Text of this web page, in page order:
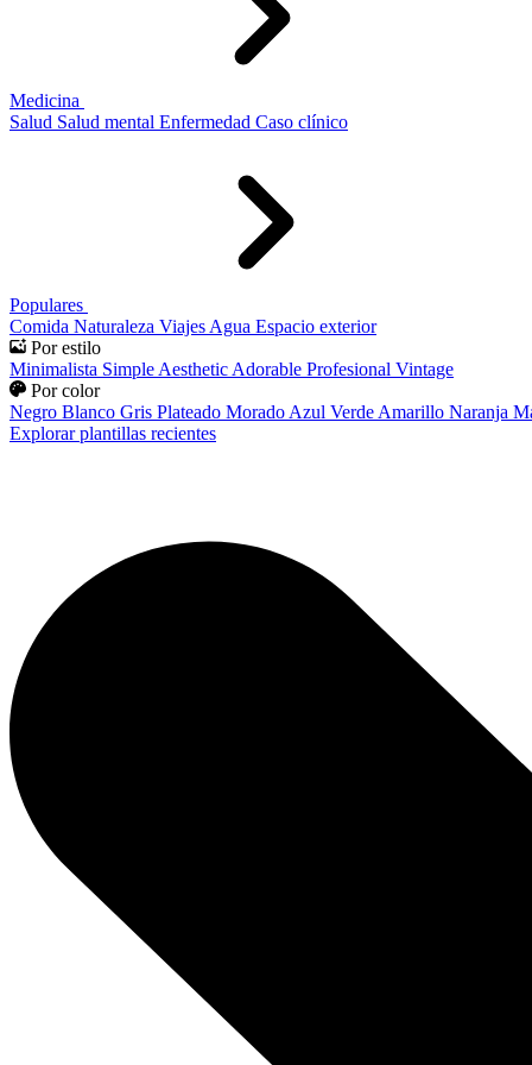
Medicina
Salud Salud mental Enfermedad Caso clínico
Populares
Comida Naturaleza Viajes Agua Espacio exterior
Por estilo
Minimalista Simple Aesthetic Adorable Profesional Vintage
Por color
Negro Blanco Gris Plateado Morado Azul Verde Amarillo Naranja
Explorar plantillas recientes